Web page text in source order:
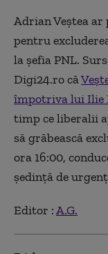
Adrian Veștea
pentru
la șefia PNL.
Digi24.ro că
împotriva lui Ilie
timp ce liberalii
să grăbească
ora 16:00,
ședință de
Editor :A.G.